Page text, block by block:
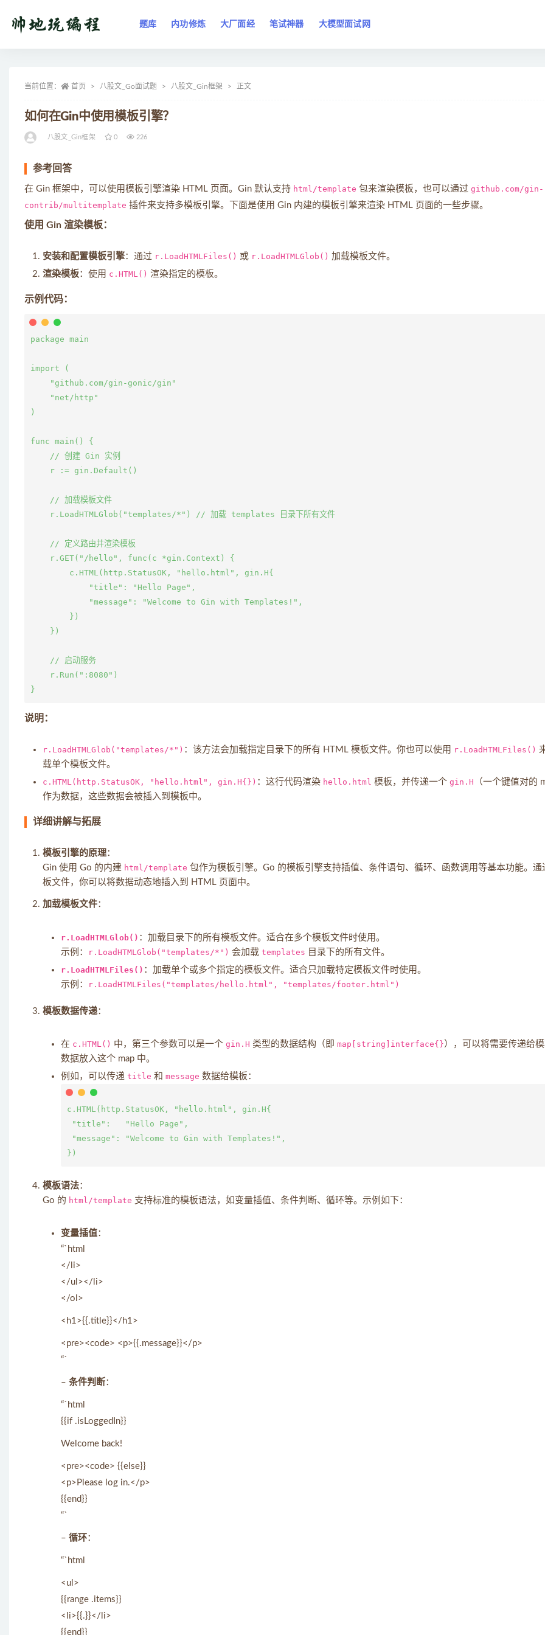
题库 内功修炼 大厂面经 笔试神器 大模型面试网
当前位置： 首页 八股文_Go面试题 八股文_Gin框架 正文
如何在Gin中使用模板引擎？
八股文_Gin框架 0 226
参考回答
在 Gin 框架中，可以使用模板引擎渲染 HTML 页面。Gin 默认支持 html/template 包来渲染模板，也可以通过 github.com/gin-
contrib/multitemplate 插件来支持多模板引擎。下面是使用 Gin 内建的模板引擎来渲染 HTML 页面的一些步骤。
使用 Gin 渲染模板：
安装和配置模板引擎：通过 r.LoadHTMLFiles() 或 r.LoadHTMLGlob() 加载模板文件。
渲染模板：使用 c.HTML() 渲染指定的模板。
示例代码：
package main
import (
    "github.com/gin-gonic/gin"
    "net/http"
)
func main() {
    // 创建 Gin 实例
    r := gin.Default()
    // 加载模板文件
    r.LoadHTMLGlob("templates/*") // 加载 templates 目录下所有文件
    // 定义路由并渲染模板
    r.GET("/hello", func(c *gin.Context) {
        c.HTML(http.StatusOK, "hello.html", gin.H{
            "title": "Hello Page",
            "message": "Welcome to Gin with Templates!",
        })
    })
    // 启动服务
    r.Run(":8080")
说明：
r.LoadHTMLGlob("templates/*") ：该方法会加载指定目录下的所有 HTML 模板文件。你也可以使用 r.LoadHTMLFiles()
载单个模板文件。
c.HTML(http.StatusOK, "hello.html", gin.H{}) ：这行代码渲染 hello.html 模板，并传递一个 gin.H （一个键值对的
作为数据，这些数据会被插入到模板中。
详细讲解与拓展
模板引擎的原理：
Gin 使用 Go 的内建 html/template 包作为模板引擎。Go 的模板引擎支持插值、条件语句、循环、函数调用等基本功能。通
板文件，你可以将数据动态地插入到 HTML 页面中。
加载模板文件：
r.LoadHTMLGlob() ：加载目录下的所有模板文件。适合在多个模板文件时使用。
示例：
r.LoadHTMLGlob("templates/*") 会加载 templates 目录下的所有文件。
r.LoadHTMLFiles() ：加载单个或多个指定的模板文件。适合只加载特定模板文件时使用。
示例：
r.LoadHTMLFiles("templates/hello.html", "templates/footer.html")
模板数据传递：
在 c.HTML() 中，第三个参数可以是一个 gin.H 类型的数据结构（即 map[string]interface{}），可以将需要传递给
数据放入这个 map 中。
例如，可以传递 title 和 message 数据给模板：
c.HTML(http.StatusOK, "hello.html", gin.H{
"title":   "Hello Page",
"message": "Welcome to Gin with Templates!",
模板语法：
Go 的 html/template 支持标准的模板语法，如变量插值、条件判断、循环等。示例如下：
变量插值：
“`html
</li>
</ul></li>
</ol>
<h1>{{.title}}</h1>
<pre><code> <p>{{.message}}</p>
“`
– 条件判断：
“`html
{{if .isLoggedIn}}
Welcome back!
<pre><code> {{else}}
<p>Please log in.</p>
{{end}}
“`
– 循环：
“`html
<ul>
{{range .items}}
<li>{{.}}</li>
{{end}}